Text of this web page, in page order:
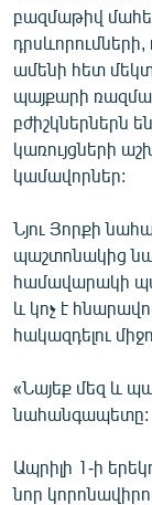
Русский
ՀԵՏԵՎԵՔ ՄԵԶ
բազմաթիվ
ամենի հետ
պայքարի
բժիշկներներն
կառույցների
կամավորներ:
Նյու Յորքի
պաշտոնակից
համավարակի
և կոչ է
հակազդելու
«Նայեք մեզ և
նահանգապետը:
Ապրիլի 1-ի
նոր